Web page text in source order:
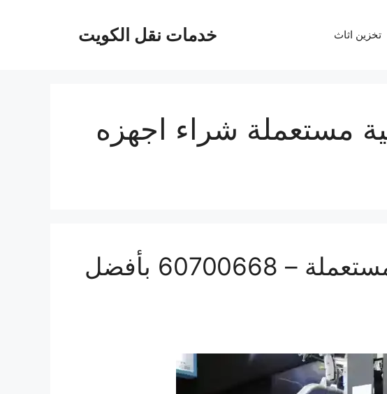
خدمات نقل الكويت تخزين اثاث
مستعملة شراء اجهزه
شراء اجهزة رياضية مستعملة – 60700668 بأفضل